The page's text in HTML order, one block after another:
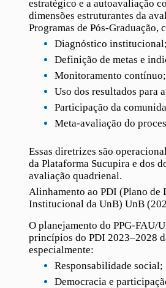
estratégico e a autoavaliação
dimensões estruturantes da
Programas de Pós-Graduação,
Diagnóstico institucional;
Definição de metas e
Monitoramento contínuo;
Uso dos resultados para
Participação da
Meta-avaliação do
Essas diretrizes são
da Plataforma Sucupira e dos
avaliação quadrienal.
Alinhamento ao PDI (Plano de
Institucional da UnB) UnB
O planejamento do PPG-FAU/
princípios do PDI 2023–2028
especialmente:
Responsabilidade social;
Democracia e